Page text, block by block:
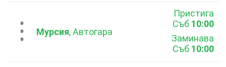
...Мурсия, Автогара
Пристига
Съб 10:00
Заминава
Съб 10:00